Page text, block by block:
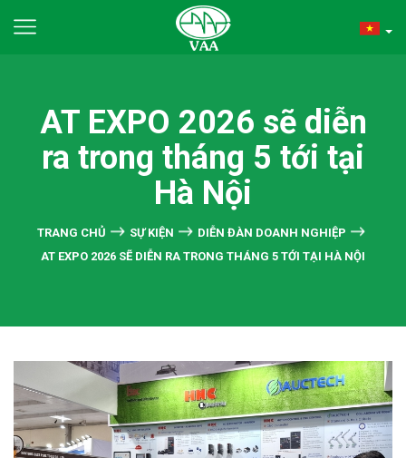
AT EXPO 2026 sẽ diễn
ra trong tháng 5 tới tại
Hà Nội
TRANG CHỦ SỰ KIỆN
DIỄN ĐÀN DOANH NGHIỆP
AT EXPO 2026 SẼ DIỄN RA TRONG THÁNG 5 TỚI TẠI HÀ NỘI